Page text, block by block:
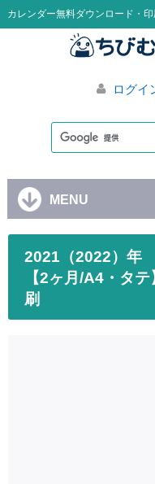
カレンダー無料ダウンロード・印
ログイ
MENU
2021（2022）年
【2ヶ月/A4・タ
刷